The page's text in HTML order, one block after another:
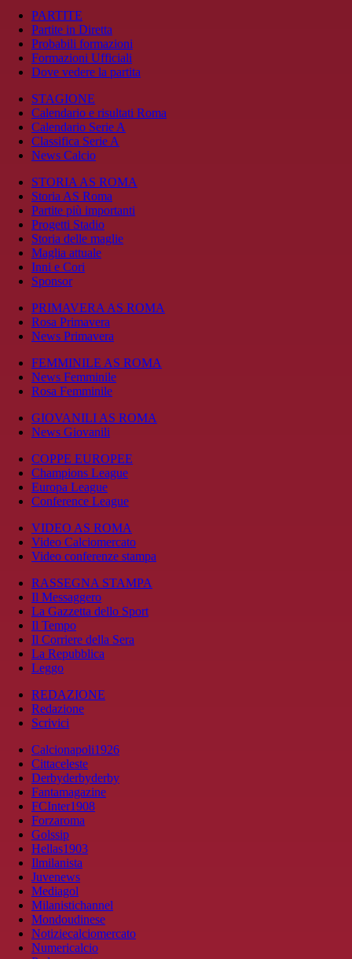
PARTITE
Partite in Diretta
Probabili formazioni
Formazioni Ufficiali
Dove vedere la partita
STAGIONE
Calendario e risultati Roma
Calendario Serie A
Classifica Serie A
News Calcio
STORIA AS ROMA
Storia AS Roma
Partite più importanti
Progetti Stadio
Storia delle maglie
Maglia attuale
Inni e Cori
Sponsor
PRIMAVERA AS ROMA
Rosa Primavera
News Primavera
FEMMINILE AS ROMA
News Femminile
Rosa Femminile
GIOVANILI AS ROMA
News Giovanili
COPPE EUROPEE
Champions League
Europa League
Conference League
VIDEO AS ROMA
Video Calciomercato
Video conferenze stampa
RASSEGNA STAMPA
Il Messaggero
La Gazzetta dello Sport
Il Tempo
Il Corriere della Sera
La Repubblica
Leggo
REDAZIONE
Redazione
Scrivici
Calcionapoli1926
Cittaceleste
Derbyderbyderby
Fantamagazine
FCInter1908
Forzaroma
Golssip
Hellas1903
Ilmilanista
Juvenews
Mediagol
Milanistichannel
Mondoudinese
Notiziecalciomercato
Numericalcio